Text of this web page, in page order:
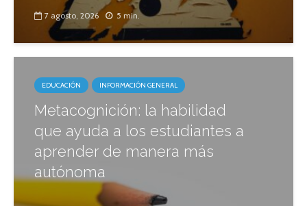
7 agosto, 2026 5 min.
EDUCACIÓN INFORMACIÓN GENERAL
Metacognición: la habilidad
que ayuda a los estudiantes a
aprender de manera más
autónoma